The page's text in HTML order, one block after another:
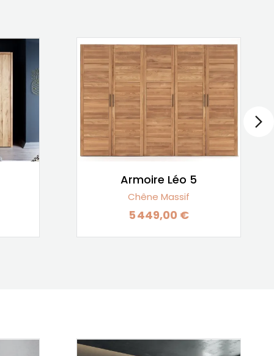
Armoire Léo 5
Chêne Massif
Prix
5 449,00 €